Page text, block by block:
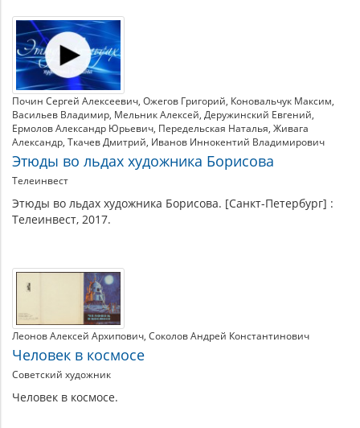
Почин Сергей Алексеевич Ожегов Григорий Коновальчук Максим
Васильев Владимир Мельник Алексей Деружинский Евгений
Ермолов Александр Юрьевич Передельская Наталья Живага
Александр Ткачев Дмитрий Иванов Иннокентий Владимирович
Этюды во льдах художника Борисова
Телеинвест
Этюды во льдах художника Борисова. [Санкт-Петербург] :
Телеинвест, 2017.
Леонов Алексей Архипович Соколов Андрей Константинович
Человек в космосе
Советский художник
Человек в космосе.